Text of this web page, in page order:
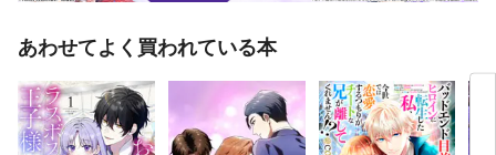
あわせてよく買われている本